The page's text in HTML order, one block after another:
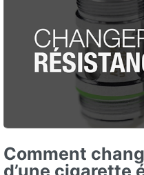
Comment
d’une cigarette